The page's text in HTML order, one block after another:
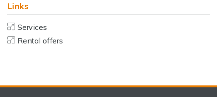
Links
Services
Rental offers